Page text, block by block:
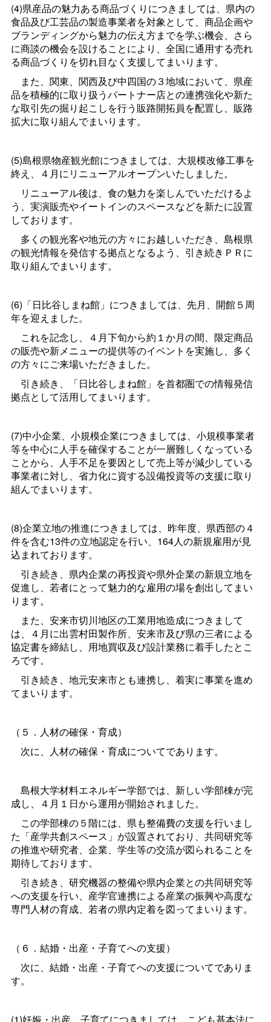
(4)県産品の魅力ある商品づくりにつきましては、県内の
食品及び工芸品の製造事業者を対象として、商品企画や
ブランディングから魅力の伝え方までを学ぶ機会、さら
に商談の機会を設けることにより、全国に通用する売れ
る商品づくりを切れ目なく支援してまいります。
また、関東、関西及び中四国の３地域において、県産
品を積極的に取り扱うパートナー店との連携強化や新た
な取引先の掘り起こしを行う販路開拓員を配置し、販路
拡大に取り組んでまいります。
(5)島根県物産観光館につきましては、大規模改修工事を
終え、４月にリニューアルオープンいたしました。
リニューアル後は、食の魅力を楽しんでいただけるよ
う、実演販売やイートインのスペースなどを新たに設置
しております。
多くの観光客や地元の方々にお越しいただき、島根県
の観光情報を発信する拠点となるよう、引き続きＰＲに
取り組んでまいります。
(6)「日比谷しまね館」につきましては、先月、開館５周
年を迎えました。
これを記念し、４月下旬から約１か月の間、限定商品
の販売や新メニューの提供等のイベントを実施し、多く
の方々にご来場いただきました。
引き続き、「日比谷しまね館」を首都圏での情報発信
拠点として活用してまいります。
(7)中小企業、小規模企業につきましては、小規模事業者
等を中心に人手を確保することが一層難しくなっている
ことから、人手不足を要因として売上等が減少している
事業者に対し、省力化に資する設備投資等の支援に取り
組んでまいります。
(8)企業立地の推進につきましては、昨年度、県西部の４
件を含む13件の立地認定を行い、164人の新規雇用が見
込まれております。
引き続き、県内企業の再投資や県外企業の新規立地を
促進し、若者にとって魅力的な雇用の場を創出してまい
ります。
また、安来市切川地区の工業用地造成につきまして
は、４月に出雲村田製作所、安来市及び県の三者による
協定書を締結し、用地買収及び設計業務に着手したとこ
ろです。
引き続き、地元安来市とも連携し、着実に事業を進め
てまいります。
（５．人材の確保・育成）
次に、人材の確保・育成についてであります。
島根大学材料エネルギー学部では、新しい学部棟が完
成し、４月１日から運用が開始されました。
この学部棟の５階には、県も整備費の支援を行いまし
た「産学共創スペース」が設置されており、共同研究等
の推進や研究者、企業、学生等の交流が図られることを
期待しております。
引き続き、研究機器の整備や県内企業との共同研究等
への支援を行い、産学官連携による産業の振興や高度な
専門人材の育成、若者の県内定着を図ってまいります。
（６．結婚・出産・子育てへの支援）
次に、結婚・出産・子育てへの支援についてでありま
す。
(1)妊娠・出産、子育てにつきましては、こども基本法に